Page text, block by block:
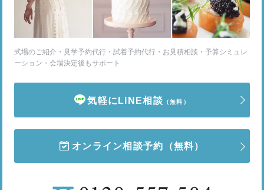
式場のご紹介・見学予約代行・試着予約代行・お見積相談・予算シミュレ
ーション・会場決定後もサポート
気軽にLINE相談 （無料）
オンライン相談予約 （無料）